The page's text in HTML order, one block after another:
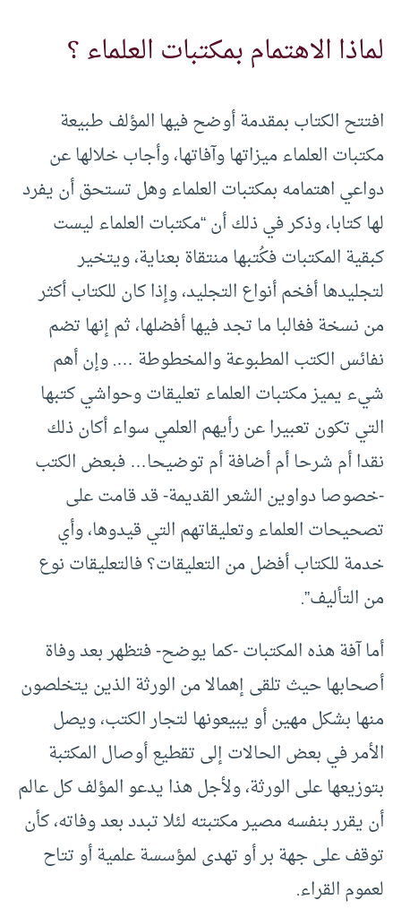
لماذا الاهتمام بمكتبات العلماء ؟
افتتح الكتاب بمقدمة أوضح فيها المؤلف طبيعة
مكتبات العلماء ميزاتها وآفاتها، وأجاب خلالها عن
دواعي اهتمامه بمكتبات العلماء وهل تستحق أن يفرد
لها كتابا، وذكر في ذلك أن “مكتبات العلماء ليست
كبقية المكتبات فكُتبها منتقاة بعناية، ويتخير
لتجليدها أفخم أنواع التجليد، وإذا كان للكتاب أكثر
من نسخة فغالبا ما تجد فيها أفضلها، ثم إنها تضم
نفائس الكتب المطبوعة والمخطوطة …. وإن أهم
شيء يميز مكتبات العلماء تعليقات وحواشي كتبها
التي تكون تعبيرا عن رأيهم العلمي سواء أكان ذلك
نقدا أم شرحا أم أضافة أم توضيحا… فبعض الكتب
-خصوصا دواوين الشعر القديمة- قد قامت على
تصحيحات العلماء وتعليقاتهم التي قيدوها، وأي
خدمة للكتاب أفضل من التعليقات؟ فالتعليقات نوع
من التأليف”.
أما آفة هذه المكتبات -كما يوضح- فتظهر بعد وفاة
أصحابها حيث تلقى إهمالا من الورثة الذين يتخلصون
منها بشكل مهين أو يبيعونها لتجار الكتب، ويصل
الأمر في بعض الحالات إلى تقطيع أوصال المكتبة
بتوزيعها على الورثة، ولأجل هذا يدعو المؤلف كل عالم
أن يقرر بنفسه مصير مكتبته لئلا تبدد بعد وفاته، كأن
توقف على جهة بر أو تهدى لمؤسسة علمية أو تتاح
لعموم القراء.